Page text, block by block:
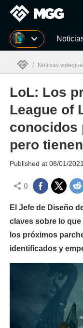
MGG
MGG
/ Noticias
LoL: Los
League of
conocidos
pero
Published at 08/01/
0
El Jefe de Diseño
claves sobre lo que
los próximos
identificados y